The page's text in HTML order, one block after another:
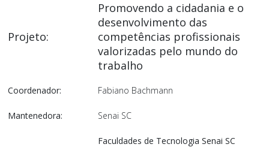
Projeto:
Promovendo a cidadania e o
desenvolvimento das
competências profissionais
valorizadas pelo mundo do
trabalho
Coordenador: Fabiano Bachmann
Mantenedora: Senai SC
Faculdades de Tecnologia Senai SC